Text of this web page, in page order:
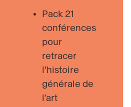
Pack 21
conférences
pour
retracer
l'histoire
générale de
l’art